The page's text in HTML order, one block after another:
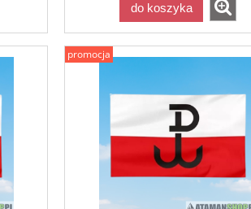
do koszyka
promocja